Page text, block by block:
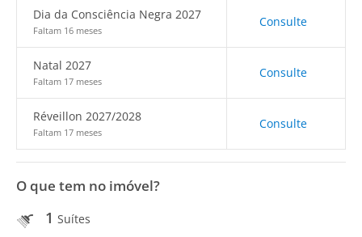
Dia da Consciência Negra 2027
Faltam 16 meses
Consulte
Natal 2027
Faltam 17 meses
Consulte
Réveillon 2027/2028
Faltam 17 meses
Consulte
O que tem no imóvel?
1 Suítes